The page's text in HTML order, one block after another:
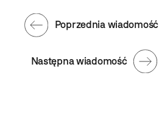
Następna wiadomość
Poprzednia wiadomość